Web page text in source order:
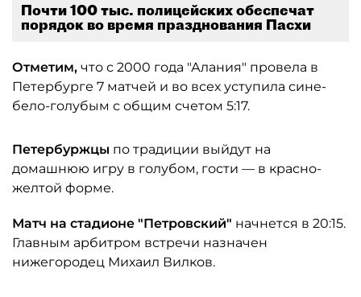
Почти 100 тыс. полицейских обеспечат
порядок во время празднования Пасхи
Отметим, что с 2000 года "Алания" провела в
Петербурге 7 матчей и во всех уступила сине-
бело-голубым с общим счетом 5:17.
Петербуржцы по традиции выйдут на
домашнюю игру в голубом, гости — в красно-
желтой форме.
Матч на стадионе "Петровский" начнется в 20:15.
Главным арбитром встречи назначен
нижегородец Михаил Вилков.